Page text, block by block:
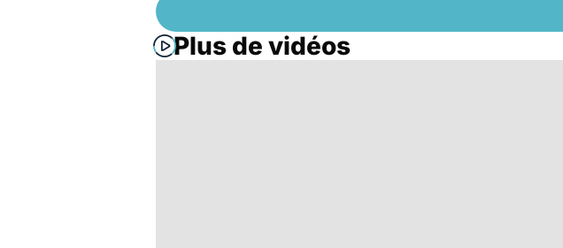
Plus de vidéos